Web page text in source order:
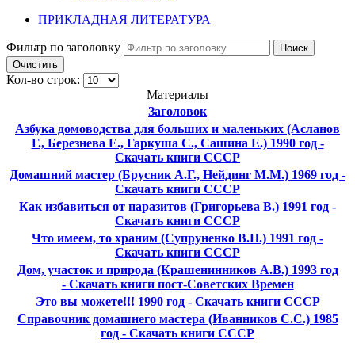
ПРИКЛАДНАЯ ЛИТЕРАТУРА
Фильтр по заголовку
Поиск
Очистить
Кол-во строк:
Материалы
Заголовок
Азбука домоводства для больших и маленьких (Асланов
Г., Березнева Е., Гаркуша С., Сашина Е.) 1990 год -
Скачать книги СССР
Домашний мастер (Брусник А.Г., Нейдинг М.М.) 1969 год -
Скачать книги СССР
Как избавиться от паразитов (Григорьева В.) 1991 год -
Скачать книги СССР
Что имеем, то храним (Супруненко В.П.) 1991 год -
Скачать книги СССР
Дом, участок и природа (Крашенинников А.В.) 1993 год
- Скачать книги пост-Советских Времен
Это вы можете!!! 1990 год - Скачать книги СССР
Справочник домашнего мастера (Иванников С.С.) 1985
год - Скачать книги СССР